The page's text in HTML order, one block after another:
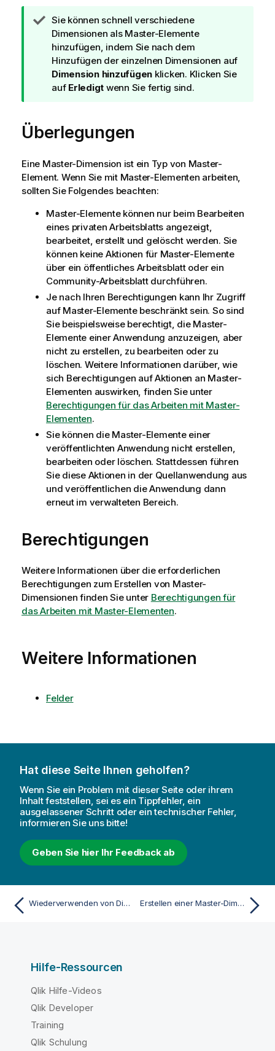
T
i
p
p
h
i
e
i
Sie können schnell verschiedene
Dimensionen als Master-Elemente
hinzufügen, indem Sie nach dem
Hinzufügen der einzelnen Dimensionen auf
Dimension hinzufügen klicken. Klicken Sie
auf Erledigt wenn Sie fertig sind.
Überlegungen
Eine Master-Dimension ist ein Typ von Master-
Element. Wenn Sie mit Master-Elementen arbeiten,
sollten Sie Folgendes beachten:
Master-Elemente können nur beim Bearbeiten
eines privaten Arbeitsblatts angezeigt,
bearbeitet, erstellt und gelöscht werden. Sie
können keine Aktionen für Master-Elemente
über ein öffentliches Arbeitsblatt oder ein
Community-Arbeitsblatt durchführen.
Je nach Ihren Berechtigungen kann Ihr Zugriff
auf Master-Elemente beschränkt sein. So sind
Sie beispielsweise berechtigt, die Master-
Elemente einer Anwendung anzuzeigen, aber
nicht zu erstellen, zu bearbeiten oder zu
löschen. Weitere Informationen darüber, wie
sich Berechtigungen auf Aktionen an Master-
Elementen auswirken, finden Sie unter
Berechtigungen für das Arbeiten mit Master-
Elementen.
Sie können die Master-Elemente einer
veröffentlichten Anwendung nicht erstellen,
bearbeiten oder löschen. Stattdessen führen
Sie diese Aktionen in der Quellanwendung aus
und veröffentlichen die Anwendung dann
erneut im verwalteten Bereich.
Berechtigungen
Weitere Informationen über die erforderlichen
Berechtigungen zum Erstellen von Master-
Dimensionen finden Sie unter Berechtigungen für
das Arbeiten mit Master-Elementen.
Weitere Informationen
Felder
Hat diese Seite Ihnen geholfen?
Wenn Sie ein Problem mit dieser Seite oder ihrem
Inhalt feststellen, sei es ein Tippfehler, ein
ausgelassener Schritt oder ein technischer Fehler,
informieren Sie uns bitte!
Geben Sie hier Ihr Feedback ab
Wiederverwenden von Dimensionen mit Master-Dimensionen Erstellen einer Master-Dimension aus Master-Elementen
Hilfe-Ressourcen
Qlik Hilfe-Videos
Qlik Developer
Training
Qlik Schulung